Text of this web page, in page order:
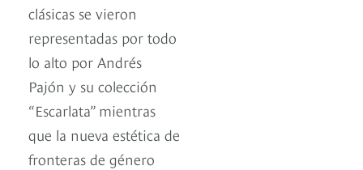
clásicas se vieron
representadas por todo
lo alto por Andrés
Pajón y su colección
“Escarlata” mientras
que la nueva estética de
fronteras de género